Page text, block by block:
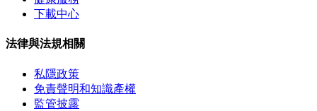
下載中心
法律與法規相關
私隱政策
免責聲明和知識產權
監管披露